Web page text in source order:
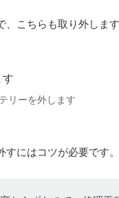
こちらも取り外しま
リーを外します
にはコツが必要です。